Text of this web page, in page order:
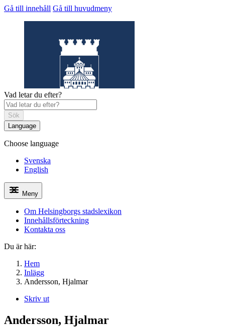
Gå till innehåll Gå till huvudmeny
Helsingborgs stadslexikon
Vad letar du efter?
Sök
Language
Choose language
Svenska
English
Meny
Om Helsingborgs stadslexikon
Innehållsförteckning
Kontakta oss
Du är här:
Hem
Inlägg
Andersson, Hjalmar
Skriv ut
Andersson, Hjalmar